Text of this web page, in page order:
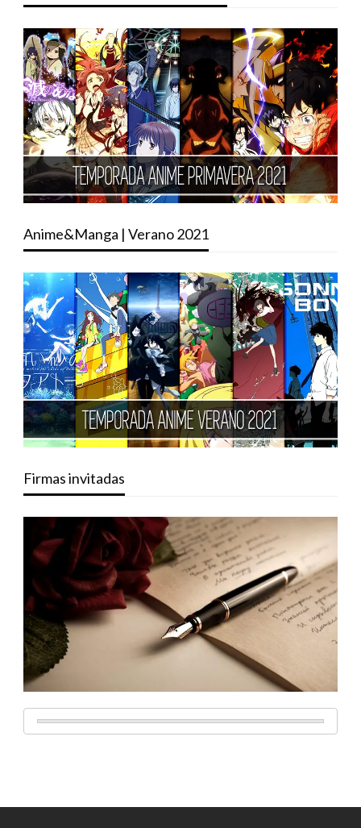
Anime&Manga | Verano 2021
Firmas invitadas